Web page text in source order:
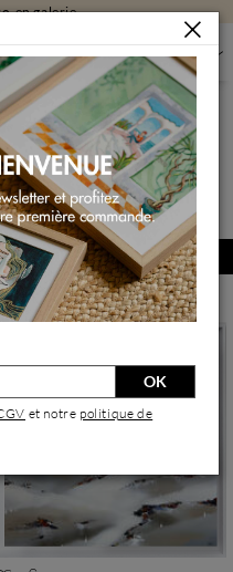
en galerie
D'ARTISTES
Créer une alerte
OK
et notre politique de